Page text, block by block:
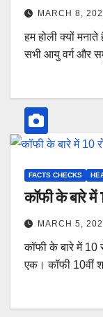
MARCH 8,
हम होली क्यों मनाते
सभी आयु वर्ग और
FACTS CHECKS
कॉफी के बारे में
MARCH 5,
कॉफी के बारे में 10
एक। कॉफी 10वीं